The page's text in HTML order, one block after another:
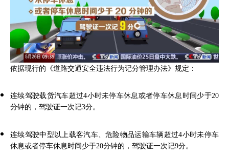
依据现行的《道路交通安全违法行为记分管理办法》规定：
连续驾驶载货汽车超过4小时未停车休息或者停车休息时间少于20
分钟的，驾驶证一次记3分。
连续驾驶中型以上载客汽车、危险物品运输车辆超过4小时未停车
休息或者停车休息时间少于20分钟的，驾驶证一次记9分。